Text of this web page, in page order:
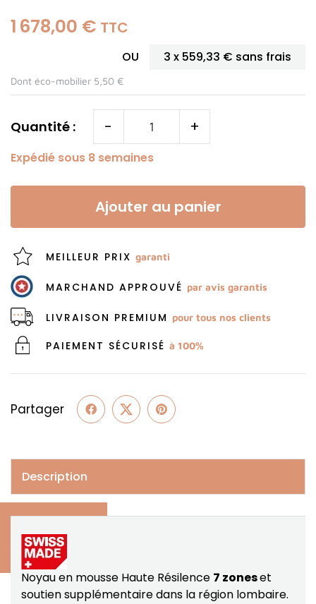
1 678,00 € TTC
OU 3 x 559,33 € sans frais
Dont éco-mobilier 5,50 €
Quantité : - +
Expédié sous 8 semaines
Ajouter au panier
MEILLEUR PRIX garanti
MARCHAND APPROUVÉ par avis garantis
LIVRAISON PREMIUM pour tous nos clients
PAIEMENT SÉCURISÉ à 100%
Partager
Description
Noyau en mousse Haute Résilence 7 zoneset
soutien supplémentaire dans la région lombaire.